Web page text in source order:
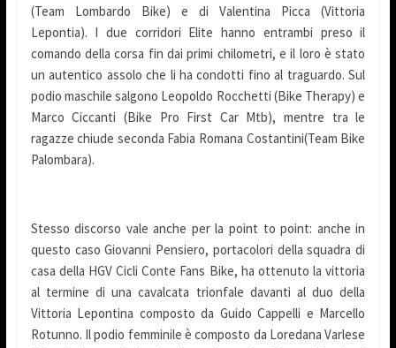
(Team Lombardo Bike) e di Valentina Picca (Vittoria
Lepontia). I due corridori Elite hanno entrambi preso il
comando della corsa fin dai primi chilometri, e il loro è stato
un autentico assolo che li ha condotti fino al traguardo. Sul
podio maschile salgono Leopoldo Rocchetti (Bike Therapy) e
Marco Ciccanti (Bike Pro First Car Mtb), mentre tra le
ragazze chiude seconda Fabia Romana Costantini(Team Bike
Palombara).
Stesso discorso vale anche per la point to point: anche in
questo caso Giovanni Pensiero, portacolori della squadra di
casa della HGV Cicli Conte Fans Bike, ha ottenuto la vittoria
al termine di una cavalcata trionfale davanti al duo della
Vittoria Lepontina composto da Guido Cappelli e Marcello
Rotunno. Il podio femminile è composto da Loredana Varlese